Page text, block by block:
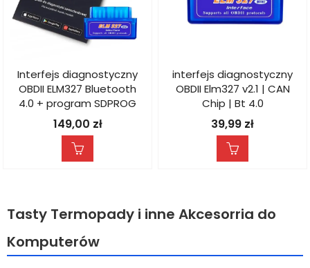
Interfejs diagnostyczny
OBDII ELM327 Bluetooth
4.0 + program SDPROG
149,00 zł
interfejs diagnostyczny
OBDII Elm327 v2.1 | CAN
Chip | Bt 4.0
39,99 zł
Tasty Termopady i inne Akcesorria do
Komputerów